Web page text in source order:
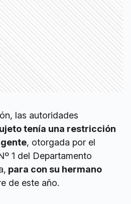
las autoridades
tenía una restricción
, otorgada por el
1 del Departamento
para con su hermano
de este año.